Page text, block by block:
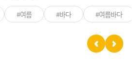
#여름 #바다 #여름바다